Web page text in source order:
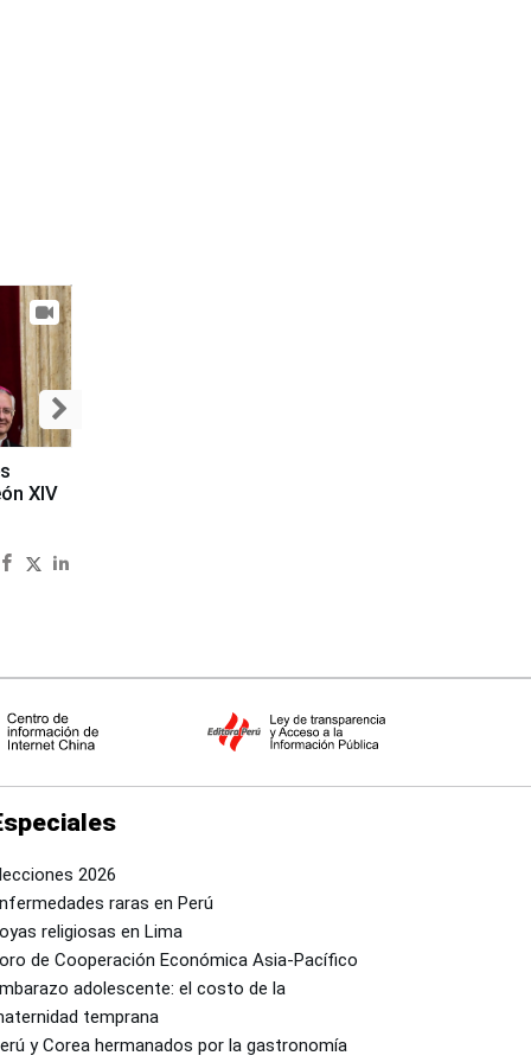
XIV
2026
raras en Perú
religiosas en Lima
de Cooperación Económica Asia-Pacífico
adolescente: el costo de la
temprana
y Corea hermanados por la gastronomía